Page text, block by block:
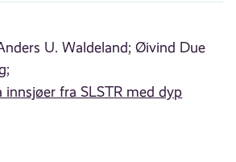
U. Waldeland; Øivind Due
innsjøer fra SLSTR med dyp